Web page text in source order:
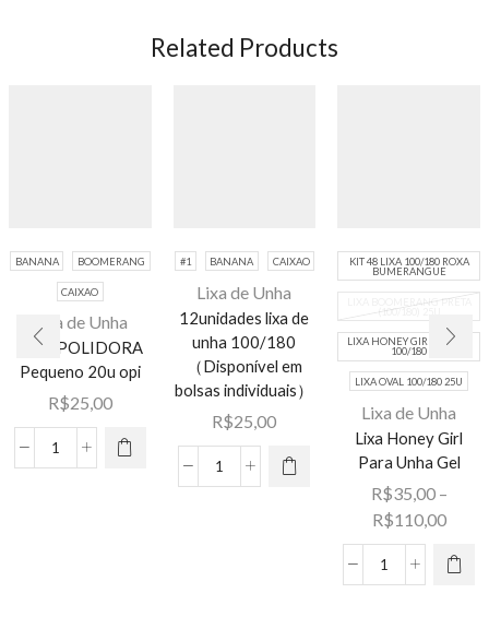
Related Products
BANANA BOOMERANG
CAIXAO
Lixa de Unha
LIXA POLIDORA
Pequeno 20u opi
R$25,00
LIXA
Este
produto
tem várias
variantes.
As opções
podem ser
#1 BANANA CAIXAO
Lixa de Unha
12unidades lixa de
unha 100/180
（Disponível em
bolsas individuais）
R$25,00
12unidades
Este
produto
tem várias
variantes.
As opções
podem ser
KIT 48 LIXA 100/180 ROXA
BUMERANGUE
LIXA BOOMERANG PRETA
(100/180) 25U
LIXA HONEY GIRL COM48
100/180
LIXA OVAL 100/180 25U
Lixa de Unha
Lixa Honey Girl
Para Unha Gel
R$35,00 –
R$110,00Faixa
Lixa
Este
produto
tem várias
variantes.
As opções
podem ser